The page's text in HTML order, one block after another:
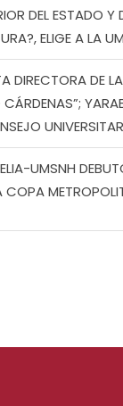
DEL ESTADO Y
ELIGE A LA
DIRECTORA DE
UMSNH
COPA